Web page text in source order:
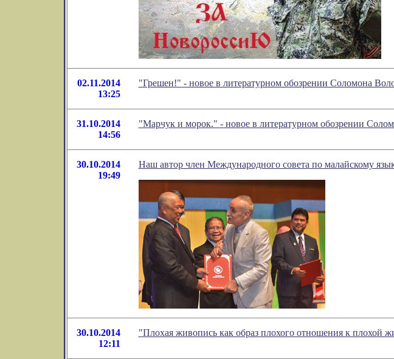
02.11.2014
13:25
"Грешен!" - новое в литературном обозрении Соломона
31.10.2014
14:56
"Марчук и морок." - новое в литературном обозрении
30.10.2014
19:49
Наш автор член Международного совета по малайскому
30.10.2014
12:11
"Плохая живопись как образ плохого отношения к плохой